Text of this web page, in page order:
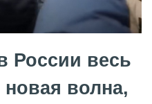
России весь
новая волна,